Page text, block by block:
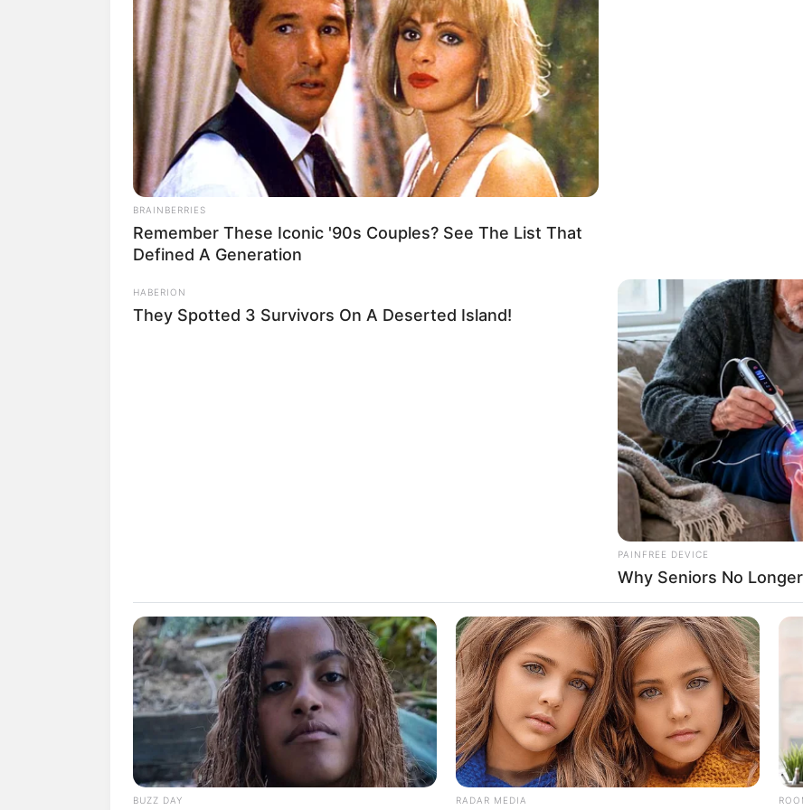
Quermania folgen: Impressum & Kontakt
Auf Quermania werben
Suchen:
Auf einigen Seiten dieses Projektes sind Affiliate-Angebote integriert. Wenn etwas
eine Unterstützung, ohne dass sich dadurch der Preis ändert.
BRAINBERRIES
Remember These Iconic '90s Couples? See The List That
Defined A Generation
HABERION
They Spotted 3 Survivors On A Deserted Island!
PAINFREE DEVICE
Why Seniors No
BUZZ DAY RADAR MEDIA